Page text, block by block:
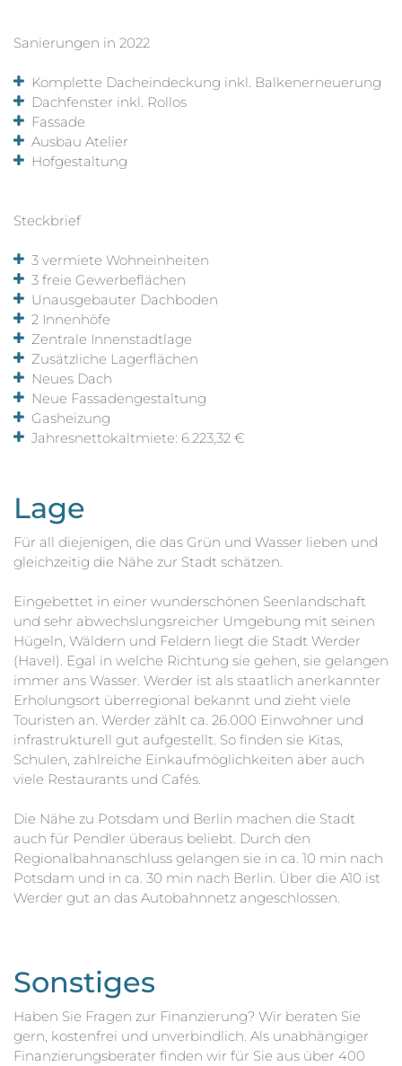
Sanierungen in 2022
Komplette Dacheindeckung inkl. Balkenerneuerung
Dachfenster inkl. Rollos
Fassade
Ausbau Atelier
Hofgestaltung
Steckbrief
3 vermiete Wohneinheiten
3 freie Gewerbeflächen
Unausgebauter Dachboden
2 Innenhöfe
Zentrale Innenstadtlage
Zusätzliche Lagerflächen
Neues Dach
Neue Fassadengestaltung
Gasheizung
Jahresnettokaltmiete: 6.223,32 €
Lage
Für all diejenigen, die das Grün und Wasser lieben und
gleichzeitig die Nähe zur Stadt schätzen.
Eingebettet in einer wunderschönen Seenlandschaft
und sehr abwechslungsreicher Umgebung mit seinen
Hügeln, Wäldern und Feldern liegt die Stadt Werder
(Havel). Egal in welche Richtung sie gehen, sie gelangen
immer ans Wasser. Werder ist als staatlich anerkannter
Erholungsort überregional bekannt und zieht viele
Touristen an. Werder zählt ca. 26.000 Einwohner und
infrastrukturell gut aufgestellt. So finden sie Kitas,
Schulen, zahlreiche Einkaufmöglichkeiten aber auch
viele Restaurants und Cafés.
Die Nähe zu Potsdam und Berlin machen die Stadt
auch für Pendler überaus beliebt. Durch den
Regionalbahnanschluss gelangen sie in ca. 10 min nach
Potsdam und in ca. 30 min nach Berlin. Über die A10 ist
Werder gut an das Autobahnnetz angeschlossen.
Sonstiges
Haben Sie Fragen zur Finanzierung? Wir beraten Sie
gern, kostenfrei und unverbindlich. Als unabhängiger
Finanzierungsberater finden wir für Sie aus über 400